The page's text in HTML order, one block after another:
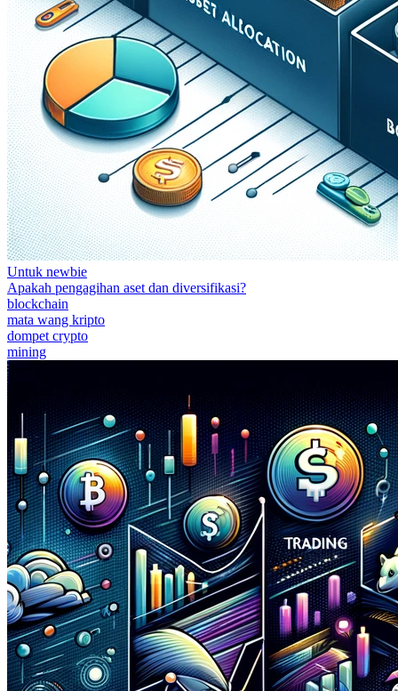
Untuk newbie
Apakah pengagihan aset dan diversifikasi?
blockchain
mata wang kripto
dompet crypto
mining